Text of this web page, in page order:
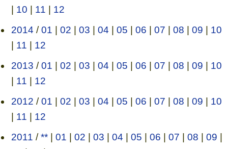
| 10 | 11 | 12
2014 /01 | 02 | 03 | 04 | 05 | 06 | 07 | 08 | 09 | 10
| 11 | 12
2013 /01 | 02 | 03 | 04 | 05 | 06 | 07 | 08 | 09 | 10
| 11 | 12
2012 /01 | 02 | 03 | 04 | 05 | 06 | 07 | 08 | 09 | 10
| 11 | 12
2011 /**| 01 | 02 | 03 | 04 | 05 | 06 | 07 | 08 | 09 |